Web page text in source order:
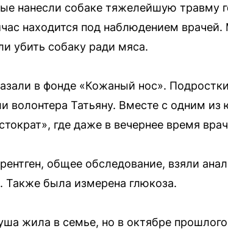
нанесли собаке тяжелейшую
находится под наблюдением врачей.
убить собаку ради мяса.
в фонде «Кожаный нос».
волонтера Татьяну. Вместе с одним из
где даже в вечернее время
общее обследование, взяли
Также была измерена глюкоза.
жила в семье, но в октябре прошлого